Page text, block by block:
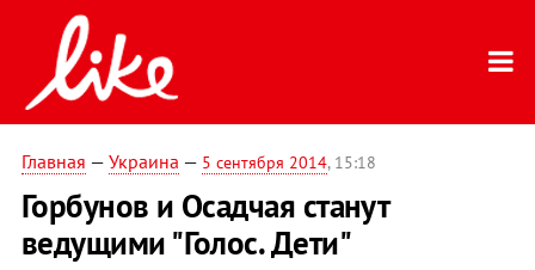
Главная — Украина — 5 сентября 2014, 15:18
Горбунов и Осадчая станут
ведущими "Голос. Дети"